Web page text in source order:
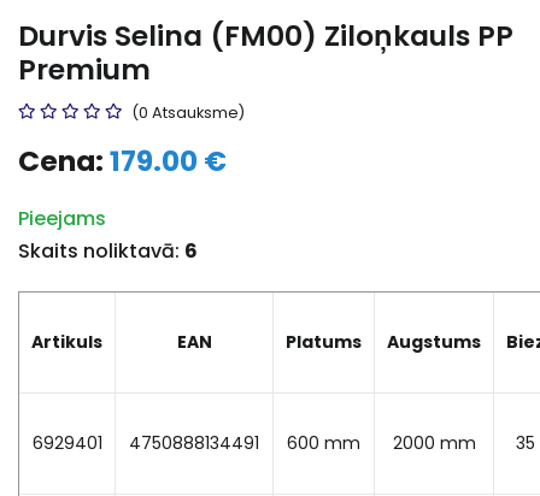
Durvis Selina (FM00) Ziloņkauls PP
Premium
(0 Atsauksme)
Cena:179.00 €
Pieejams
Skaits noliktavā: 6
Artikuls EAN Platums Augstums
6929401 4750888134491 600 mm 2000 mm